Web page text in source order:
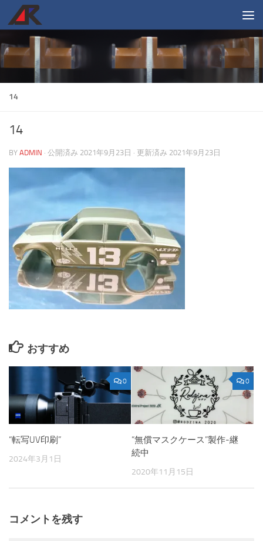
コンテンツへスキップ
14
14
BY ADMIN · 公開済み 2021年9月23日 · 更新済み 2021年9月23日
おすすめ
0
“転写UV印刷”
2024年3月1日
0
“無償マスクケース”製作-継
続中
2020年11月15日
コメントを残す